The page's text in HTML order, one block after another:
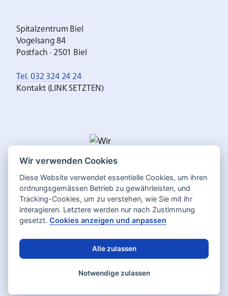
Spitalzentrum Biel
Vogelsang 84
Postfach · 2501 Biel
Tel. 032 324 24 24
Kontakt (LINK SETZTEN)
Deutsch Français
Impressum
Wir verwenden Cookies
Diese Website verwendet essentielle Cookies, um ihren
ordnungsgemässen Betrieb zu gewährleisten, und
Tracking-Cookies, um zu verstehen, wie Sie mit ihr
interagieren. Letztere werden nur nach Zustimmung
gesetzt.Cookies anzeigen und anpassen
Alle zulassen
Notwendige zulassen